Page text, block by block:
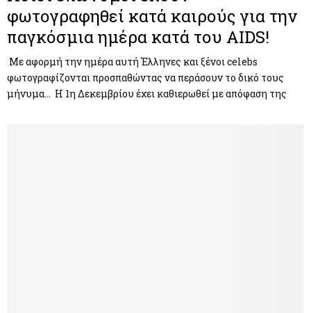
φωτογραφηθεί κατά καιρούς για την
παγκόσμια ημέρα κατά του AIDS!
Με αφορμή την ημέρα αυτή Έλληνες και ξένοι celebs
φωτογραφίζονται προσπαθώντας να περάσουν το δικό τους
μήνυμα… H 1η Δεκεμβρίου έχει καθιερωθεί με απόφαση της